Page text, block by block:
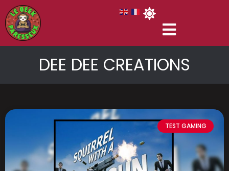
DEE DEE CREATIONS
TEST GAMING